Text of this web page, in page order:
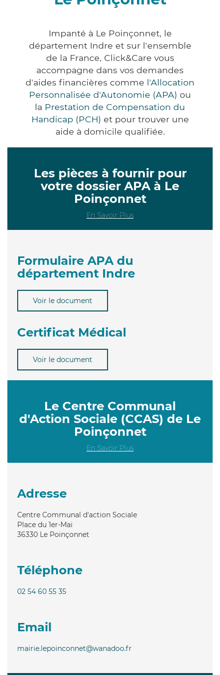
Impanté à Le Poinçonnet, le
département Indre et sur l'ensemble
de la France, Click&Care vous
accompagne dans vos demandes
d'aides financières comme l'Allocation
Personnalisée d'Autonomie (APA) ou
la Prestation de Compensation du
Handicap (PCH) et pour trouver une
aide à domicile qualifiée.
Les pièces à fournir pour
votre dossier APA à Le
Poinçonnet
En Savoir Plus
Formulaire APA du
département Indre
Voir le document
Certificat Médical
Voir le document
Le Centre Communal
d'Action Sociale (CCAS) de Le
Poinçonnet
En Savoir Plus
Adresse
Centre Communal d'action Sociale
Place du 1er-Mai
36330 Le Poinçonnet
Téléphone
02 54 60 55 35
Email
mairie.lepoinconnet@wanadoo.fr